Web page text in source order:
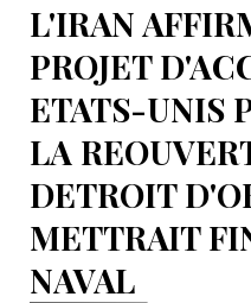
L'IRAN
PROJET
ETATS-UNIS
LA
DETROIT
METTRAIT
NAVAL